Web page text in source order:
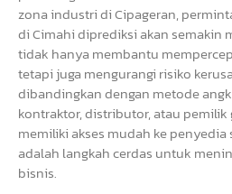
zona industri di Cipageran,
di Cimahi diprediksi akan semakin
tidak hanya membantu
tetapi juga mengurangi risiko
dibandingkan dengan metode
kontraktor, distributor, atau pemilik
memiliki akses mudah ke penyedia
adalah langkah cerdas untuk
bisnis.